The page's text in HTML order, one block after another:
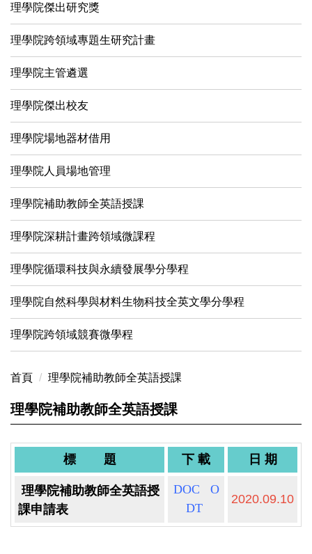
理學院傑出研究獎
理學院跨領域專題生研究計畫
理學院主管遴選
理學院傑出校友
理學院場地器材借用
理學院人員場地管理
理學院補助教師全英語授課
理學院深耕計畫跨領域微課程
理學院循環科技與永續發展學分學程
理學院自然科學與材料生物科技全英文學分學程
理學院跨領域競賽微學程
首頁 理學院補助教師全英語授課
理學院補助教師全英語授課
標 題 下 載 日 期
理學院補助教師全英語授
課申請表
DOC
O
DT
2020.09.10